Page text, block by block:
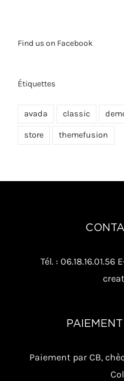
Find us on Facebook
Étiquettes
avada classic
store themefusion
Tél. :
Paiement par CB,